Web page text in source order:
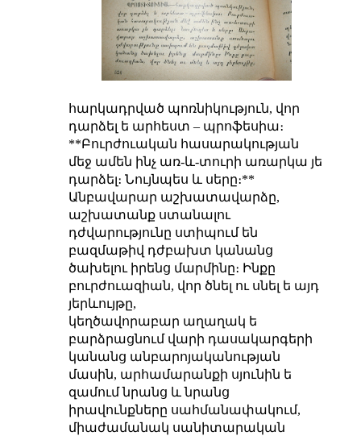
հարկադրված պոռնիկություն, վոր
դարձել ե արհեստ – պրոֆեսիա։
**Բուրժուական հասարակության
մեջ ամեն ինչ առ-և-տուրի առարկա յե
դարձել։ Նույնպես և սերը։**
Անբավարար աշխատավարձը,
աշխատանք ստանալու
դժվարությունը ստիպում են
բազմաթիվ դժբախտ կանանց
ծախելու իրենց մարմինը։ Ինքը
բուրժուազիան, վոր ծնել ու սնել ե այդ
յերևույթը,
կեղծավորաբար աղաղակ ե
բարձրացնում վարի դասակարգերի
կանանց անբարոյականության
մասին, արհամարանքի սյունին ե
զամում նրանց և նրանց
իրավունքները սահմանափակում,
միաժամանակ սանիտարական